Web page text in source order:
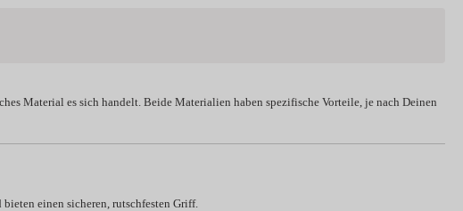
Material es sich handelt. Beide Materialien haben spezifische Vorteile, je nach Deinen
einen sicheren, rutschfesten Griff.